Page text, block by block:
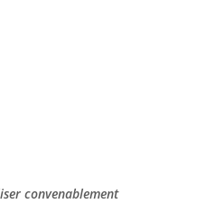
convenablement